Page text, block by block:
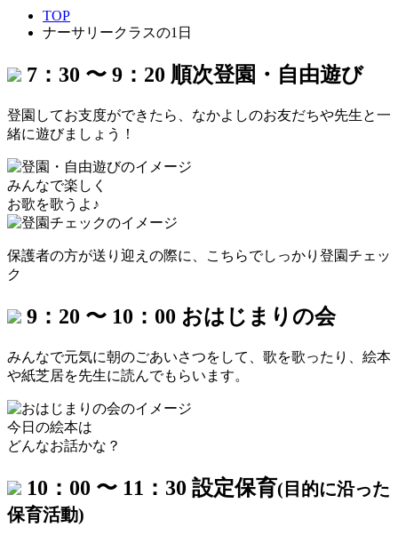
TOP
ナーサリークラスの1日
7：30 〜 9：20 順次登園・自由遊び
登園してお支度ができたら、 なかよしのお友だちや先生と一
緒に遊びましょう！
みんなで楽しく
お歌を歌うよ♪
保護者の方が送り迎えの際に、
こちらでしっかり登園チェッ
ク
9：20 〜 10：00 おはじまりの会
みんなで元気に朝のごあいさつをして、歌を歌ったり、 絵本
や紙芝居を先生に読んでもらいます。
今日の絵本は
どんなお話かな？
10：00 〜 11：30 設定保育(目的に沿った
保育活動)